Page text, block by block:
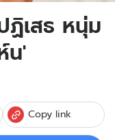
เสธ หนุ่ม
น'
Copy link